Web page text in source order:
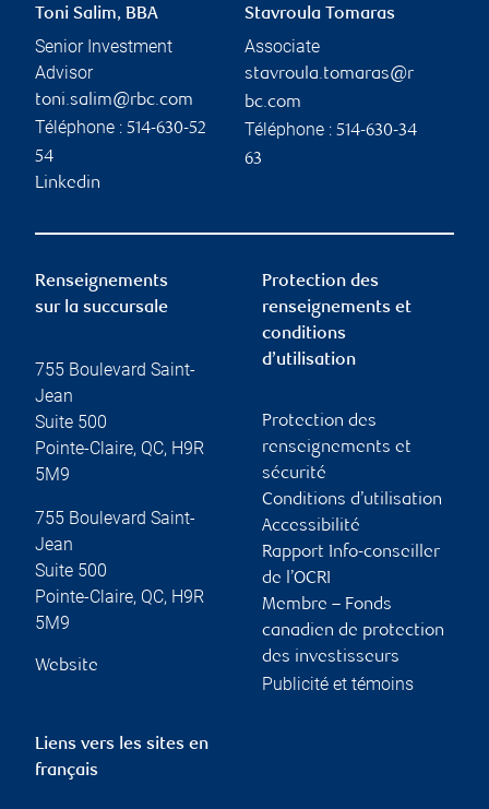
Toni Salim, BBA
Senior Investment
Advisor
toni.salim@rbc.com
Téléphone : 514-630-52
54
Linkedin
Stavroula Tomaras
Associate
stavroula.tomaras@r
bc.com
Téléphone : 514-630-34
63
Renseignements
sur la succursale
755 Boulevard Saint-
Jean
Suite 500
Pointe-Claire, QC, H9R
5M9
755 Boulevard Saint-
Jean
Suite 500
Pointe-Claire, QC, H9R
5M9
Website
Protection des
renseignements et
conditions
d’utilisation
Protection des
renseignements et
sécurité
Conditions d’utilisation
Accessibilité
Rapport Info-conseiller
de l’OCRI
Membre – Fonds
canadien de protection
des investisseurs
Publicité et témoins
Liens vers les sites en
français